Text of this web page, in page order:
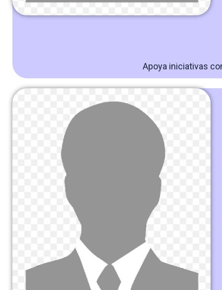
Apoya iniciativas